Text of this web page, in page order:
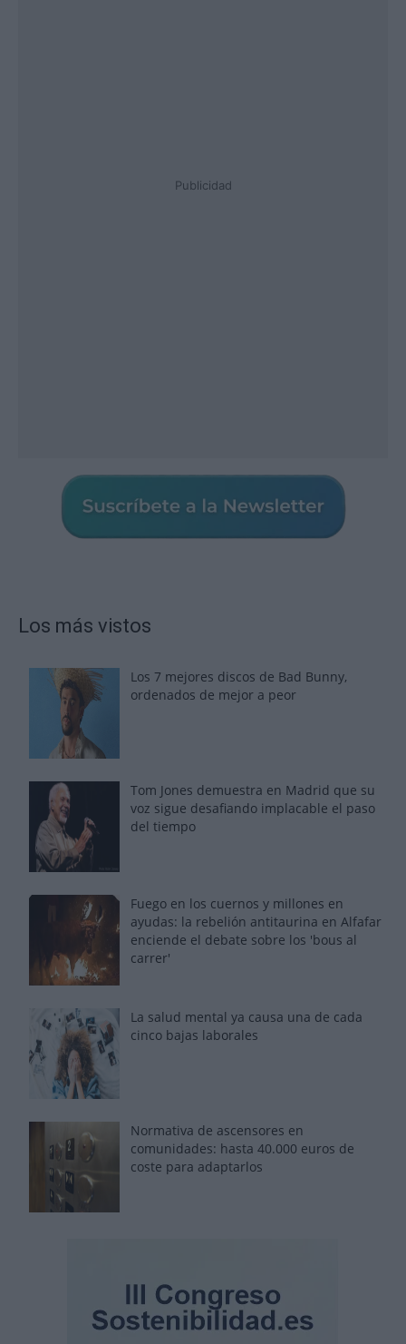
Publicidad
Los más vistos
Los 7 mejores discos de Bad Bunny,
ordenados de mejor a peor
Tom Jones demuestra en Madrid que su
voz sigue desafiando implacable el paso
del tiempo
Fuego en los cuernos y millones en
ayudas: la rebelión antitaurina en Alfafar
enciende el debate sobre los 'bous al
carrer'
La salud mental ya causa una de cada
cinco bajas laborales
Normativa de ascensores en
comunidades: hasta 40.000 euros de
coste para adaptarlos